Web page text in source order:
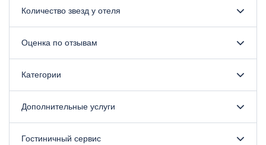
Количество звезд у отеля
Оценка по отзывам
Категории
Дополнительные услуги
Гостиничный сервис